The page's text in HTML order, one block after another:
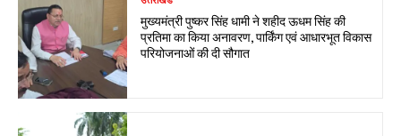
मुख्यमंत्री पुष्कर सिंह धामी ने शहीद ऊधम सिंह की
प्रतिमा का किया अनावरण, पार्किंग एवं आधारभूत विकास
परियोजनाओं की दी सौगात